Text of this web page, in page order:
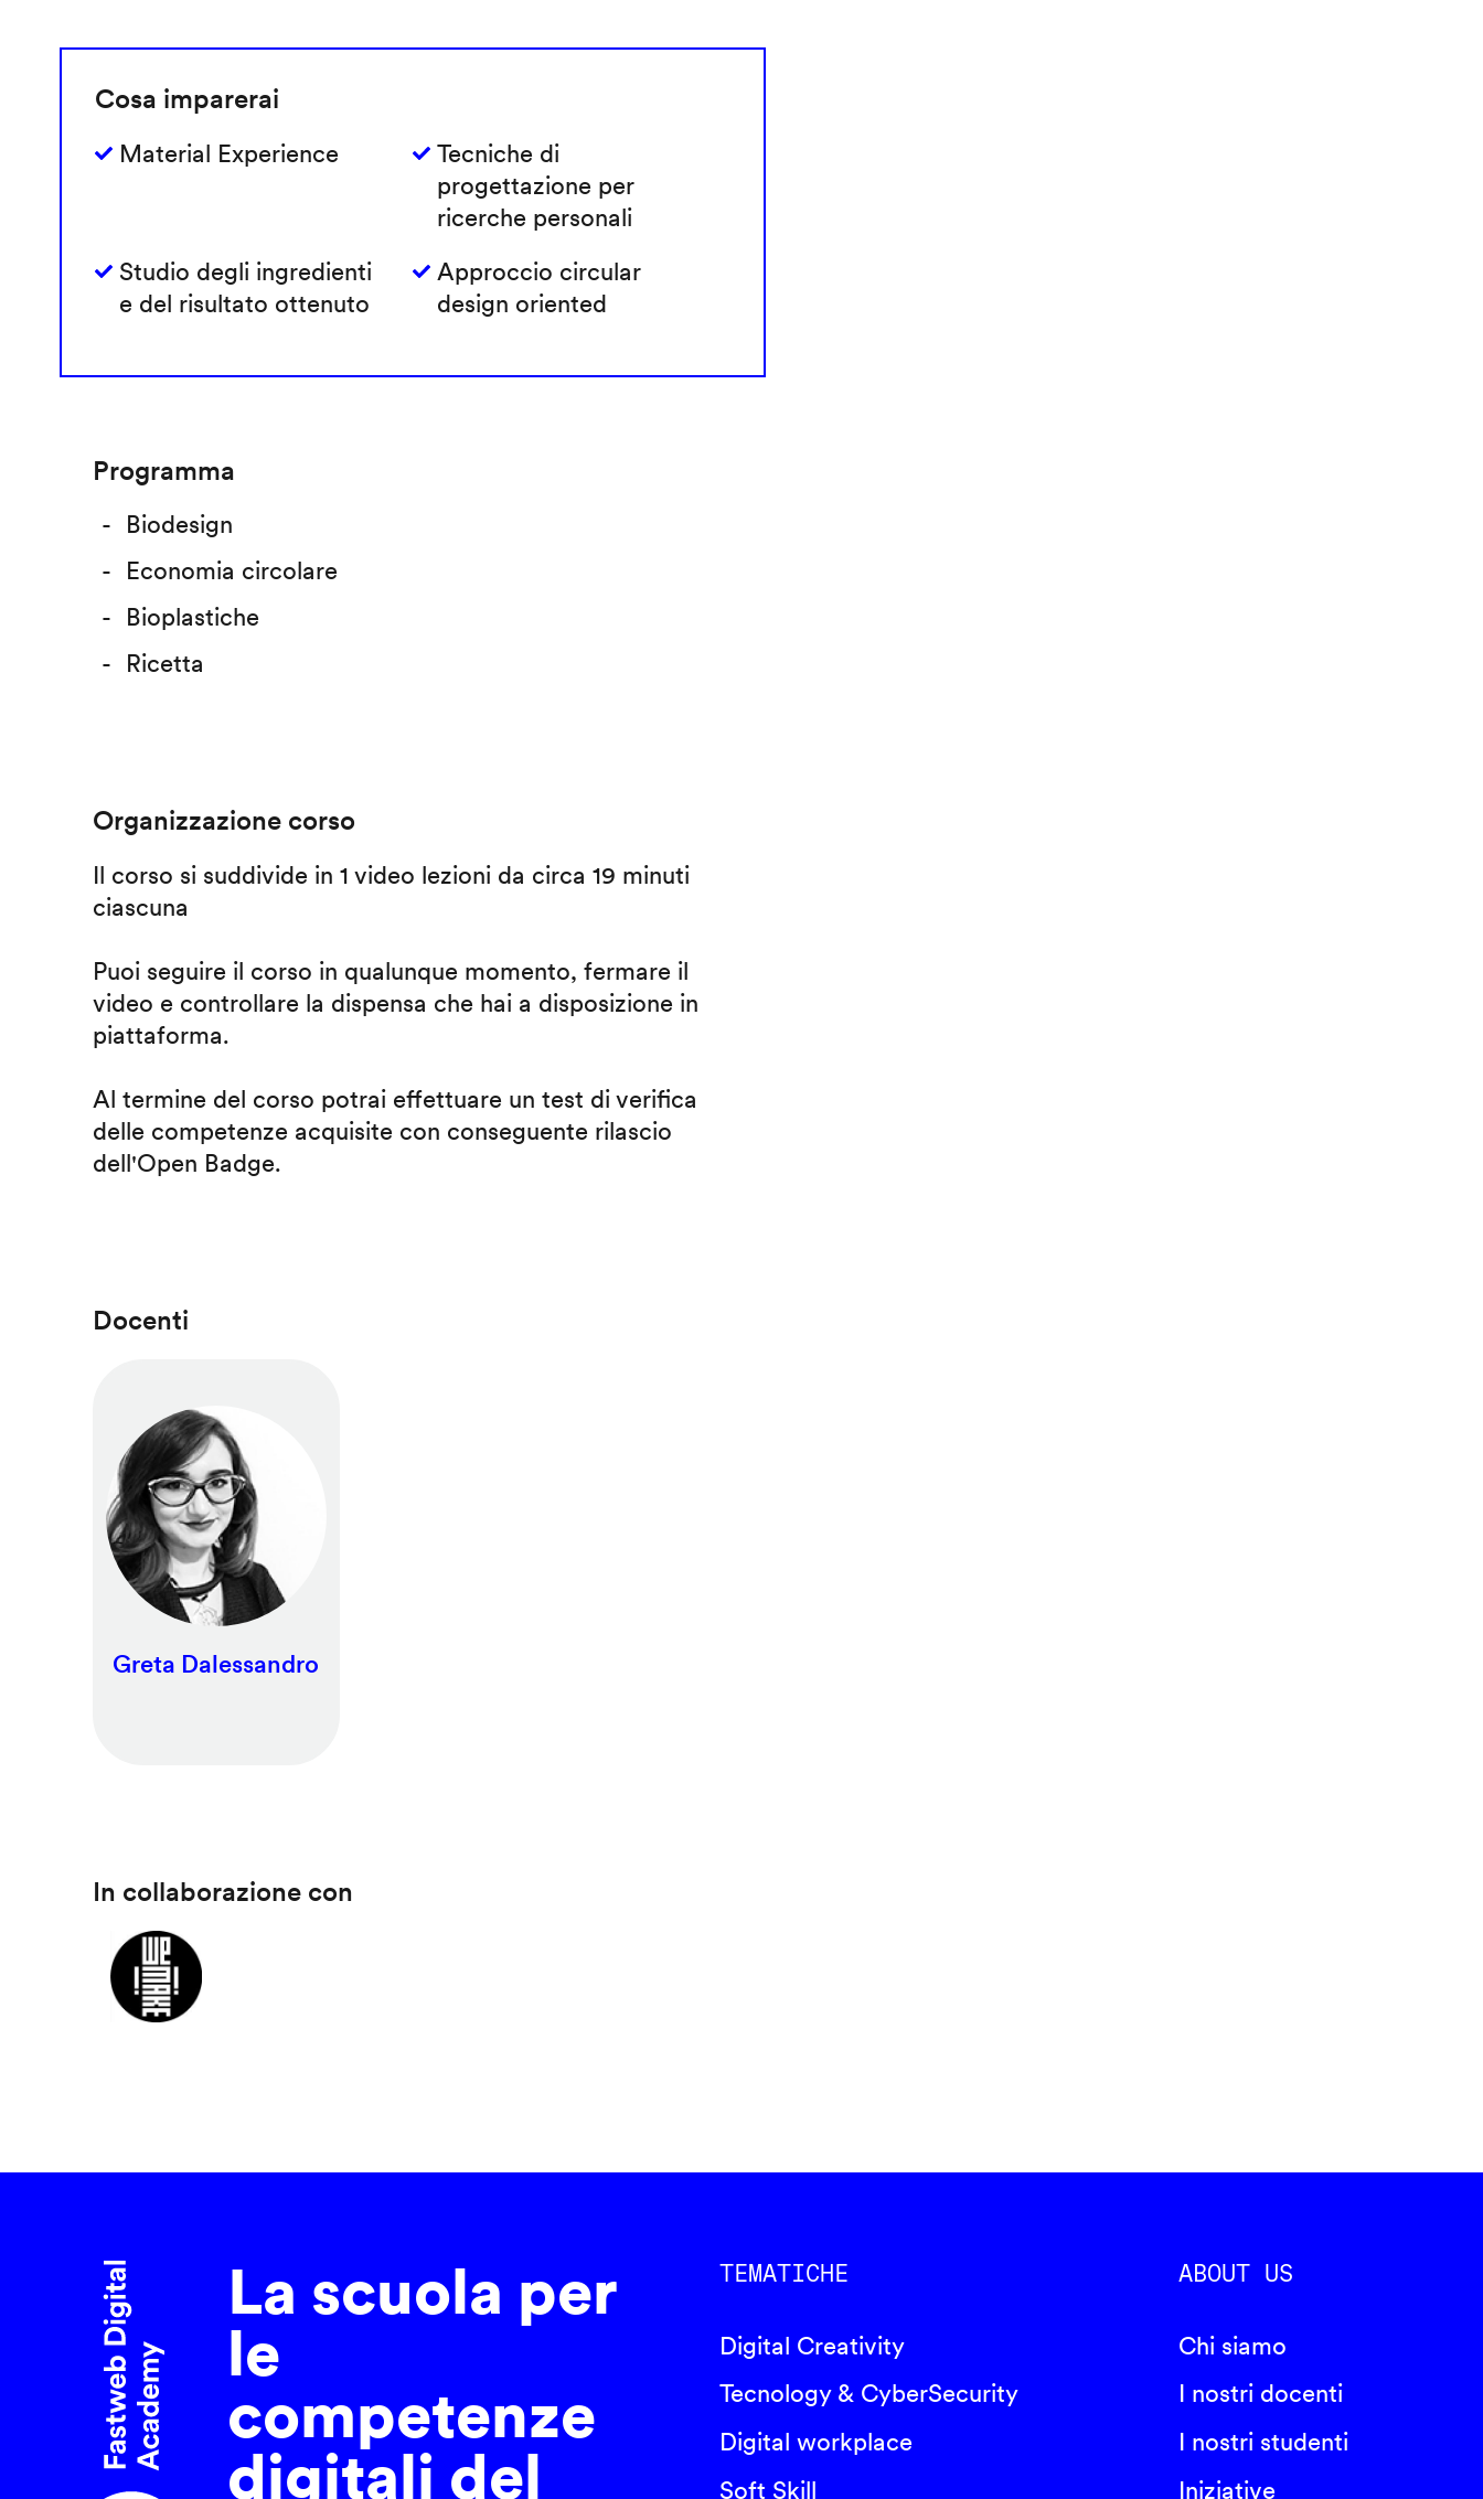
Cosa imparerai
Material Experience
Tecniche di
progettazione per
ricerche personali
Studio degli ingredienti
e del risultato ottenuto
Approccio circular
design oriented
Programma
Biodesign
Economia circolare
Bioplastiche
Ricetta
Organizzazione corso
Il corso si suddivide in 1 video lezioni da circa 19 minuti
ciascuna
Puoi seguire il corso in qualunque momento, fermare il
video e controllare la dispensa che hai a disposizione in
piattaforma.
Al termine del corso potrai effettuare un test di verifica
delle competenze acquisite con conseguente rilascio
dell'Open Badge.
Docenti
Greta Dalessandro
In collaborazione con
La scuola per
le
competenze
digitali del
TEMATICHE
Digital Creativity
Tecnology & CyberSecurity
Digital workplace
Soft Skill
ABOUT US
Chi siamo
I nostri docenti
I nostri studenti
Iniziative